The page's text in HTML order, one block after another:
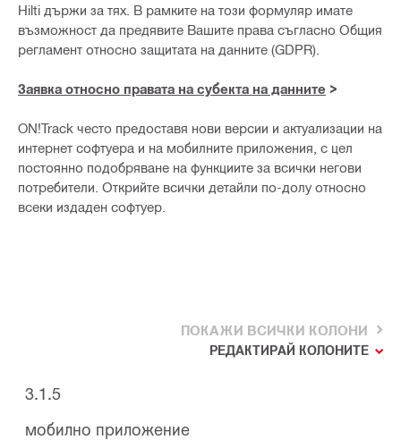
Hilti държи за тях. В рамките на този формуляр имате
възможност да предявите Вашите права съгласно Общия
регламент относно защитата на данните (GDPR).
Заявка относно правата на субекта на данните >
ON!Track често предоставя нови версии и актуализации на
интернет софтуера и на мобилните приложения, с цел
постоянно подобряване на функциите за всички негови
потребители. Открийте всички детайли по-долу относно
всеки издаден софтуер.
ПОКАЖИ ВСИЧКИ КОЛОНИ
РЕДАКТИРАЙ КОЛОНИТЕ
3.1.5
мобилно приложение